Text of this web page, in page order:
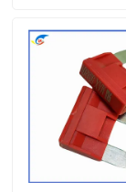
Produkte
Videos
Über uns